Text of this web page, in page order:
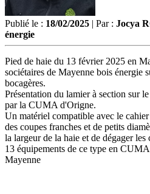
Publié le : 18/02/2025 | Par : Jocya
énergie
Pied de haie du 13 février 2025 en
sociétaires de Mayenne bois énergie
bocagères.
Présentation du lamier à section sur
par la CUMA d'Origne.
Un matériel compatible avec le
des coupes franches et de petits
la largeur de la haie et de dégager les
13 équipements de ce type en
Mayenne